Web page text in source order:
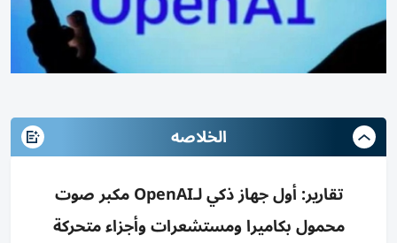
الخلاصه
تقارير: أول جهاز ذكي لـOpenAI مكبر صوت
محمول بكاميرا ومستشعرات وأجزاء متحركة